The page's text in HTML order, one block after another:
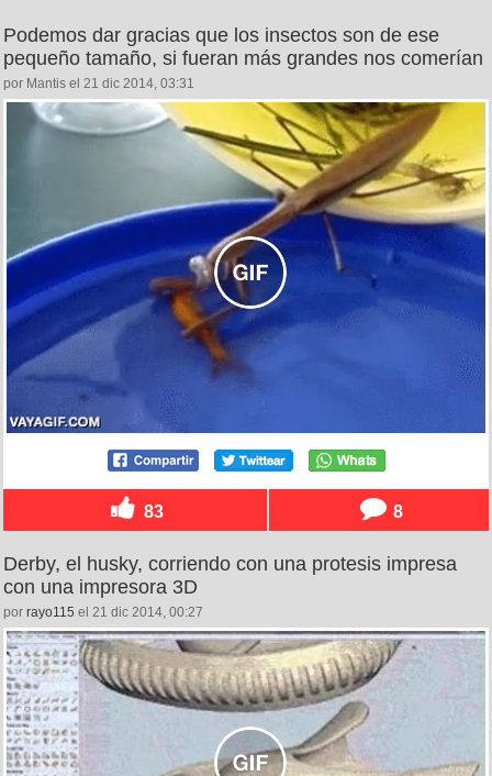
Podemos dar gracias que los insectos son de ese
pequeño tamaño, si fueran más grandes nos comerían
por Mantis el 21 dic 2014, 03:31
83 8
Derby, el husky, corriendo con una protesis impresa
con una impresora 3D
por rayo115 el 21 dic 2014, 00:27